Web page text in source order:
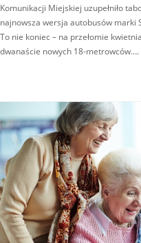
Komunikacji Miejskiej uzupełniło
najnowsza wersja autobusów marki
To nie koniec – na przełomie
dwanaście nowych 18-metrowców….